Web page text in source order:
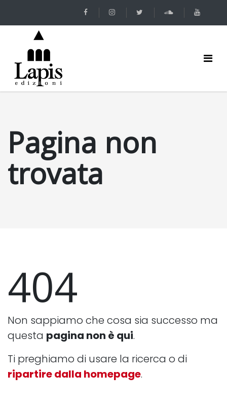
Pagina non
trovata
404
Non sappiamo che cosa sia successo ma
questa pagina non è qui.
Ti preghiamo di usare la ricerca o di
ripartire dalla homepage.